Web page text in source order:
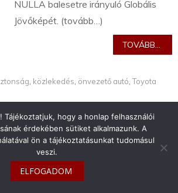
NULLA balesetre irányuló Globális
Jövőképét. (tovább…)
TOVÁBB...
közlekedés önvezető autó ,Toyota
info@toyotaclub.hu
© 2026Toyota Klub Magyarország
Tájékoztatjuk, hogy a honlap felhasználói
érdekében sütiket alkalmazunk. A
ön a tájékoztatásunkat tudomásul
veszi.
ELFOGADOM